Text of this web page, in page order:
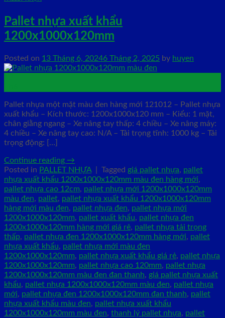
Pallet nhựa xuất khẩu
1200x1000x120mm
Posted on 13 Tháng 6, 20246 Tháng 2, 2025 by huyen
Pallet nhựa một mặt màu đen hàng mới 121012 – Pallet nhựa
xuất khẩu – Kích thước: 1200x1000x120 mm – Kiểu: 1 mặt,
chân giằng ngang – Xe nâng tay thấp: 4 chiều – Xe nâng máy:
4 chiều – Xe nâng tay cao: N/A – Tải trọng tĩnh: 1000 kg – Tải
trọng động: […]
Continue reading →
Posted in PALLET NHỰA Tagged giá pallet nhựa, pallet
nhựa xuất khẩu 1200x1000x120mm màu đen hàng mới,
pallet nhựa cao 12cm, pallet nhựa mới 1200x1000x120mm
màu đen, pallet, pallet nhựa xuất khẩu 1200x1000x120mm
hàng mới màu đen, pallet nhựa đen, pallet nhựa mới
1200x1000x120mm, pallet xuất khẩu, pallet nhựa đen
1200x1000x120mm hàng mới giá rẻ, pallet nhựa tải trọng
thấp, pallet nhựa đen 1200x1000x120mm hàng mới, pallet
nhựa xuất khẩu, pallet nhựa mới màu đen
1200x1000x120mm, pallet nhựa xuất khẩu giá rẻ, pallet nhựa
1200x1000x120mm, pallet nhựa cao 120mm, pallet nhựa
1200x1000x120mm màu đen đan thanh, giá pallet nhựa xuất
khẩu, pallet nhựa 1200x1000x120mm màu đen, pallet nhựa
mới, pallet nhựa đen 1200x1000x120mm đan thanh, pallet
nhựa xuất khẩu màu đen, pallet nhựa xuất khẩu
1200x1000x120mm màu đen, thanh lý pallet nhựa, pallet